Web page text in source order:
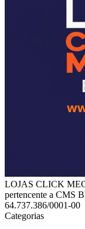
LOJAS CLICK
pertencente a CMS
64.737.386/0001-00
Categorias